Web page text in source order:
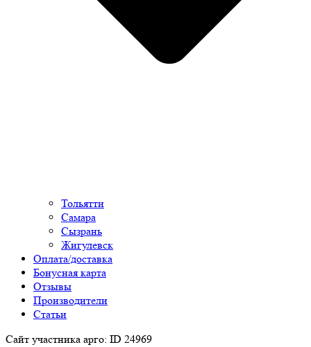
Тольятти
Самара
Сызрань
Жигулевск
Оплата/доставка
Бонусная карта
Отзывы
Производители
Статьи
Сайт участника арго: ID 24969